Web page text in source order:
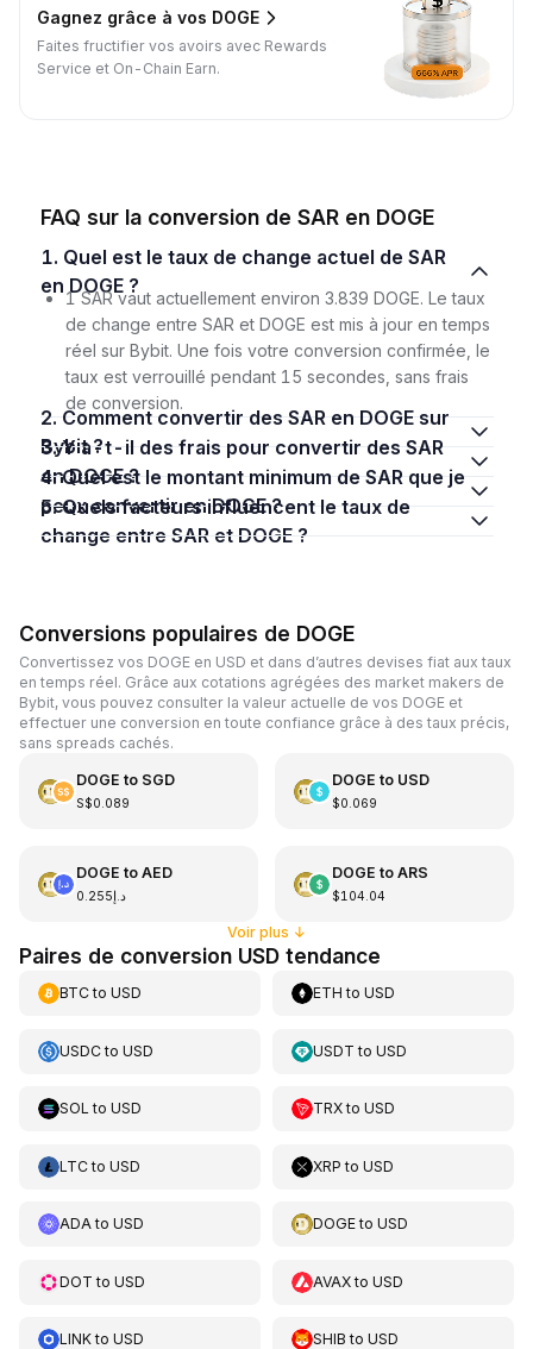
Gagnez grâce à vos DOGE
Faites fructifier vos avoirs avec Rewards
Service et On-Chain Earn.
FAQ sur la conversion de SAR en DOGE
1. Quel est le taux de change actuel de SAR
en DOGE ?
1 SAR vaut actuellement environ 3.839 DOGE. Le taux
de change entre SAR et DOGE est mis à jour en temps
réel sur Bybit. Une fois votre conversion confirmée, le
taux est verrouillé pendant 15 secondes, sans frais
de conversion.
2. Comment convertir des SAR en DOGE sur
Bybit ?
3. Y a-t-il des frais pour convertir des SAR
en DOGE ?
4. Quel est le montant minimum de SAR que je
peux convertir en DOGE ?
5. Quels facteurs influencent le taux de
change entre SAR et DOGE ?
Conversions populaires de DOGE
Convertissez vos DOGE en USD et dans d’autres devises fiat aux taux
en temps réel. Grâce aux cotations agrégées des market makers de
Bybit, vous pouvez consulter la valeur actuelle de vos DOGE et
effectuer une conversion en toute confiance grâce à des taux précis,
sans spreads cachés.
DOGE to SGD
S$0.089
DOGE to USD
$0.069
DOGE to AED
د.إ0.255
DOGE to ARS
$104.04
Voir plus ↓
Paires de conversion USD tendance
BTCto USD ETH toUSD
USDCto USD USDT toUSD
SOL to USD TRXtoUSD
LTCto USD XRP toUSD
ADAto USD DOGEtoUSD
DOT to USD AVAXtoUSD
LINKto USD SHIB toUSD